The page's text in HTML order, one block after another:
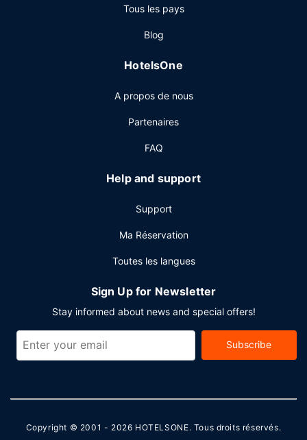
tous vos petits creux, l’hébergement propose également
L'hébergement abrite un bar / salon et un bar à la plage,
cocktail rafraîchissant. Un petit déjeuner anglais est servi
Les équipements et services proposés incluent un service
24 h/24 et une consigne à bagages. Un parking gratuit est
disponible dans l'enceinte de l'hébergement.
Tous les pays
Blog
HotelsOne
A propos de nous
Partenaires
FAQ
Help and support
Support
Ma Réservation
Toutes les langues
Sign Up for Newsletter
Stay informed about news and special offers!
Subscribe
Copyright © 2001 - 2026 HOTELSONE. Tous droits réservés.